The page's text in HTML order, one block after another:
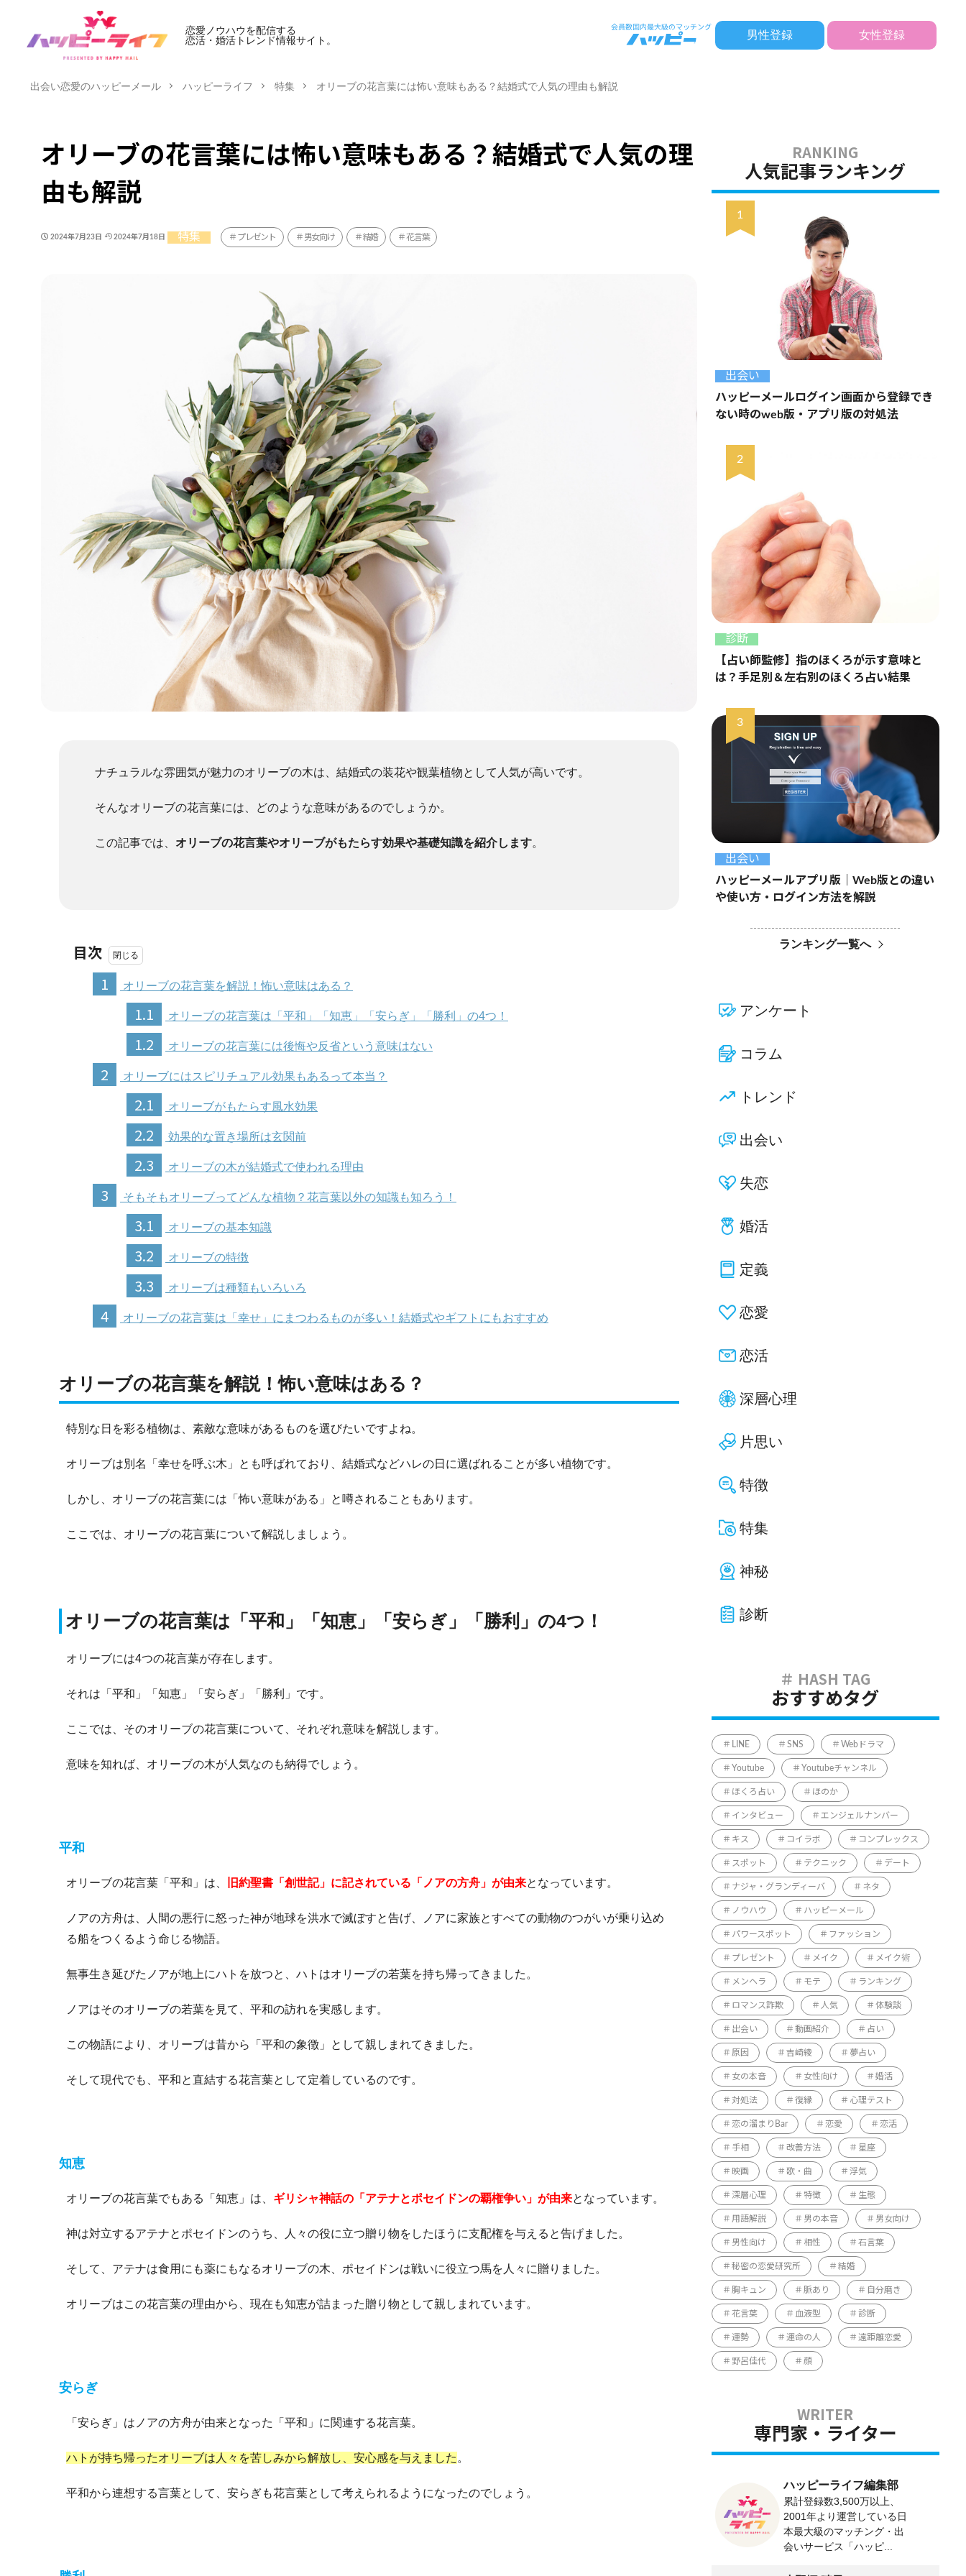
恋愛ノウハウを配信する
恋活・婚活トレンド情報サイト。
男性登録 女性登録
出会い恋愛のハッピーメール ハッピーライフ 特集 オリーブの花言葉には怖い意味もある？結婚式で人気の理由も解説
オリーブの花言葉には怖い意味もある？結婚式で人気の理
由も解説
2024年7月23日 2024年7月18日 特集 プレゼント 男女向け 結婚 花言葉
ナチュラルな雰囲気が魅力のオリーブの木は、結婚式の装花や観葉植物として人気が高いです。
そんなオリーブの花言葉には、どのような意味があるのでしょうか。
この記事では、 オリーブの花言葉やオリーブがもたらす効果や基礎知識を紹介します。
目次
1
オリーブの花言葉を解説！怖い意味はある？
1.1 オリーブの花言葉は「平和」「知恵」「安らぎ」「勝利」の4つ！
1.2 オリーブの花言葉には後悔や反省という意味はない
2 オリーブにはスピリチュアル効果もあるって本当？
2.1 オリーブがもたらす風水効果
2.2 効果的な置き場所は玄関前
2.3 オリーブの木が結婚式で使われる理由
3 そもそもオリーブってどんな植物？花言葉以外の知識も知ろう！
3.1 オリーブの基本知識
3.2 オリーブの特徴
3.3 オリーブは種類もいろいろ
4 オリーブの花言葉は「幸せ」にまつわるものが多い！結婚式やギフトにもおすすめ
オリーブの花言葉を解説！怖い意味はある？
特別な日を彩る植物は、素敵な意味があるものを選びたいですよね。
オリーブは別名「幸せを呼ぶ木」とも呼ばれており、結婚式などハレの日に選ばれることが多い植物です。
しかし、オリーブの花言葉には「怖い意味がある」と噂されることもあります。
ここでは、オリーブの花言葉について解説しましょう。
オリーブの花言葉は「平和」「知恵」「安らぎ」「勝利」の4つ！
オリーブには4つの花言葉が存在します。
それは「平和」「知恵」「安らぎ」「勝利」です。
ここでは、そのオリーブの花言葉について、それぞれ意味を解説します。
意味を知れば、オリーブの木が人気なのも納得でしょう。
平和
オリーブの花言葉「平和」は、 旧約聖書「創世記」に記されている「ノアの方舟」が由来となっています。
ノアの方舟は、
人間の悪行に怒った神が地球を洪水で滅ぼすと告げ、ノアに家族とすべての動物のつがいが乗り込め
る船をつくるよう命じる物語。
無事生き延びたノアが地上にハトを放つと、ハトはオリーブの若葉を持ち帰ってきました。
ノアはそのオリーブの若葉を見て、平和の訪れを実感します。
この物語により、オリーブは昔から「平和の象徴」として親しまれてきました。
そして現代でも、平和と直結する花言葉として定着しているのです。
知恵
オリーブの花言葉でもある「知恵」は、 ギリシャ神話の「アテナとポセイドンの覇権争い」が由来となっています。
神は対立するアテナとポセイドンのうち、人々の役に立つ贈り物をしたほうに支配権を与えると告げました。
そして、アテナは食用にも薬にもなるオリーブの木、ポセイドンは戦いに役立つ馬を人々に贈りました。
オリーブはこの花言葉の理由から、現在も知恵が詰まった贈り物として親しまれています。
安らぎ
「安らぎ」はノアの方舟が由来となった「平和」に関連する花言葉。
ハトが持ち帰ったオリーブは人々を苦しみから解放し、安心感を与えました 。
平和から連想する言葉として、安らぎも花言葉として考えられるようになったのでしょう。
人気記事ランキング
出会い
ハッピーメールログイン画面から登録でき
ない時のweb版・アプリ版の対処法
診断
【占い師監修】指のほくろが示す意味と
は？手足別＆左右別のほくろ占い結果
出会い
ハッピーメールアプリ版｜Web版との違い
や使い方・ログイン方法を解説
ランキング一覧へ
アンケート
コラム
トレンド
出会い
失恋
婚活
定義
恋愛
恋活
深層心理
片思い
特徴
特集
神秘
診断
おすすめタグ
LINE SNS Webドラマ
Youtube Youtubeチャンネル
ほくろ占い ほのか
インタビュー エンジェルナンバー
キス コイラボ コンプレックス
スポット テクニック デート
ナジャ・グランディーバ ネタ
ノウハウ ハッピーメール
パワースポット ファッション
プレゼント メイク メイク術
メンヘラ モテ ランキング
ロマンス詐欺 人気 体験談
出会い 動画紹介 占い
原因 吉崎綾 夢占い
女の本音 女性向け 婚活
対処法 復縁 心理テスト
恋の溜まりBar 恋愛 恋活
手相 改善方法 星座
映画 歌・曲 浮気
深層心理 特徴 生態
用語解説 男の本音 男女向け
男性向け 相性 石言葉
秘密の恋愛研究所 結婚
胸キュン 脈あり 自分磨き
花言葉 血液型 診断
運勢 運命の人 遠距離恋愛
野呂佳代 顔
専門家・ライター
ハッピーライフ編集部
累計登録数3,500万以上、
2001年より運営している日
本最大級のマッチング・出
会いサービス「ハッピ...